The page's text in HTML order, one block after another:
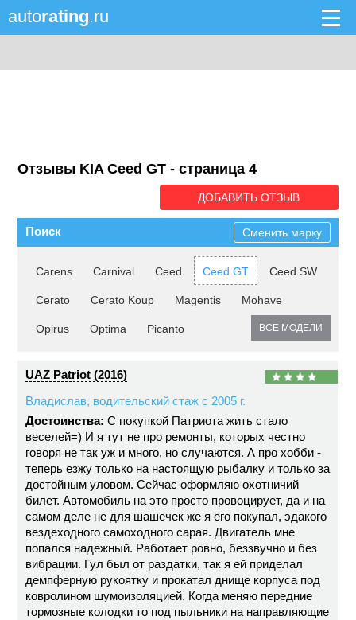
autorating.ru
Отзывы KIA Ceed GT - cтраница 4
ДОБАВИТЬ ОТЗЫВ
Поиск Сменить марку
Carens Carnival Ceed Ceed GT Ceed SW
Cerato Cerato Koup Magentis Mohave
Opirus Optima Picanto ВСЕ МОДЕЛИ
UAZ Patriot (2016)
Владислав, водительский стаж с 2005 г.
Достоинства: С покупкой Патриота жить стало
веселей=) И я тут не про ремонты, которых честно
говоря не так уж и много, но случаются. А про хобби -
теперь езжу только на настоящую рыбалку и только за
достойным уловом. Сейчас оформляю охотничий
билет. Автомобиль на это просто провоцирует, да и на
самом деле не для шашечек же я его покупал, эдакого
вездеходного самоходного сарая. Двигатель мне
попался надежный. Работает ровно, беззвучно и без
вибрации. Гул был от раздатки, так я ей приделал
демпферную рукоятку и прокатал днище корпуса под
ковролином шумоизоляцией. Когда меняю передние
тормозные колодки то под пыльники на направляющие